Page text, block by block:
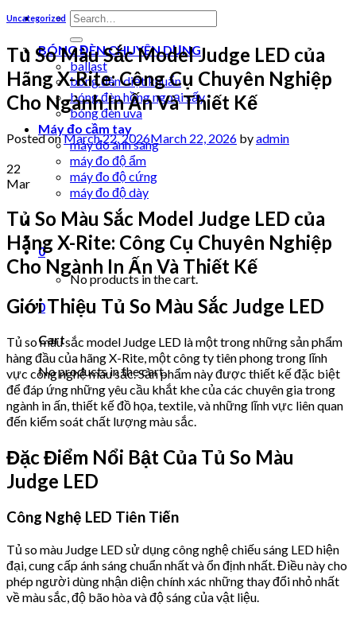
Search
for:
BÓNG ĐÈN CHUYÊN DỤNG
ballast
bóng đèn diệt khuẩn
bóng đèn hồng ngoại sấy
bóng đèn uva
Máy đo cầm tay
máy đo ánh sáng
máy đo độ ẩm
máy đo độ cứng
máy đo độ dày
0
No products in the cart.
0
Cart
No products in the cart.
Uncategorized
Tủ So Màu Sắc Model Judge LED của
Hãng X-Rite: Công Cụ Chuyên Nghiệp
Cho Ngành In Ấn Và Thiết Kế
Posted onMarch 22, 2026March 22, 2026 byadmin
22
Mar
Tủ So Màu Sắc Model Judge LED của
Hãng X-Rite: Công Cụ Chuyên Nghiệp
Cho Ngành In Ấn Và Thiết Kế
Giới Thiệu Tủ So Màu Sắc Judge LED
Tủ so màu sắc model Judge LED là một trong những sản phẩm
hàng đầu của hãng X-Rite, một công ty tiên phong trong lĩnh
vực công nghệ màu sắc. Sản phẩm này được thiết kế đặc biệt
để đáp ứng những yêu cầu khắt khe của các chuyên gia trong
ngành in ấn, thiết kế đồ họa, textile, và những lĩnh vực liên quan
đến kiểm soát chất lượng màu sắc.
Đặc Điểm Nổi Bật Của Tủ So Màu
Judge LED
Công Nghệ LED Tiên Tiến
Tủ so màu Judge LED sử dụng công nghệ chiếu sáng LED hiện
đại, cung cấp ánh sáng chuẩn nhất và ổn định nhất. Điều này cho
phép người dùng nhận diện chính xác những thay đổi nhỏ nhất
về màu sắc, độ bão hòa và độ sáng của vật liệu.